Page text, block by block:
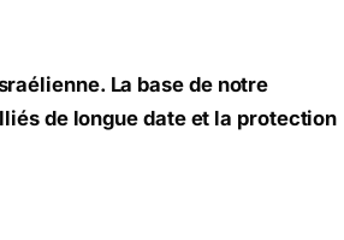
La base de notre
de longue date et la protection